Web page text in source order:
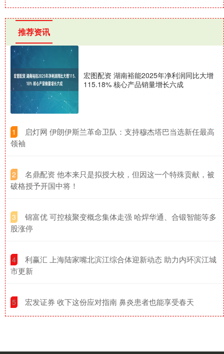
推荐资讯
宏图配资 湖南裕能2025年净利润同比大增
115.18% 核心产品销量增长六成
1
​启灯网 伊朗伊斯兰革命卫队：支持穆杰塔巴当选新任最高
领袖
2
​名鼎配资 他本来只是拟授大校，但因这一个特殊贡献，被
破格授予开国中将！
3
​锦富优 可控核聚变概念集体走强 哈焊华通、合锻智能等多
股涨停
4
​利赢汇 上海陆家嘴北滨江综合体迎新动态 助力内环滨江城
市更新
5 ​宏发证券 收下这份应对指南 鼻炎患者也能享受春天